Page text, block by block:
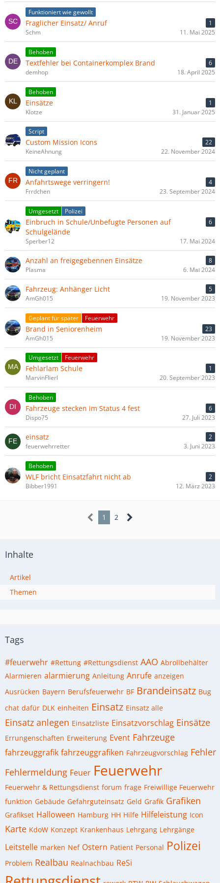
Funktioniert wie gewollt
Fraglicher Einsatz/ Anruf
1
Schm
11. Mai 2025
Behoben
Textfehler bei Containerkomplex Brand
6
demhop
18. April 2025
Behoben
Einsätze
1
Klotze
31. Januar 2025
Script
Custom Mission Icons
22
KeineAhnung
22. November 2024
Nicht geplant
Anfahrtswege verringern!
4
Frrdchen
23. September 2024
Umgesetzt Polizei
Einbruch in Schule/Unbefugte Personen auf
Schulgelände
6
Sperber12 17. Mai 2024
Anzahl an freigegebennen Einsätze
8
Plasma
6. Mai 2024
Fahrzeug: Anhänger Licht
5
AmGh015
19. November 2023
Geplant für später Feuerwehr
Brand in Seniorenheim
23
AmGh015
19. November 2023
Umgesetzt Feuerwehr
Fehlarlam Schule
1
MarvinFlierl
20. September 2023
Behoben
Fahrzeuge stecken im Status 4 fest
6
Dispo75
27. Juli 2023
einsatz
2
feuerwehrretter
3. Juni 2023
Behoben
WLF bricht Einsatzfahrt nicht ab
2
Bibber1991
12. März 2023
1 2
Inhalte
Artikel
Themen
Tags
#feuerwehr #Rettung #Rettungsdienst AAO Abrollbehälter
Alarmieren alarmierung Anleitung Anrufe anzeigen
Ausrücken Bayern Berufsfeuerwehr BF Brandeinsatz Bug
chat dafür DLK einheiten Einsatz Einsatz alle
Einsatz anlegen Einsatzliste Einsatzvorschlag Einsätze
Errungenschaften Erweiterung Event Fahrzeuge
fahrzeuggrafik fahrzeuggrafiken Fahrzeugvorschlag Fehler
Fehlermeldung Feuer Feuerwehr
Feuerwehr & Rettungsdienst forum frage Freiwillige Feuerwehr
funktion Gebäude Gefahrguteinsatz Geld Grafik Grafiken
Grafikset Halloween Hamburg HH Hilfe Hilfeleistung Icon
Karte KdoW Konzept Krankenhaus Lehrgang Lehrgänge
Leitstelle marken Nef Ostern Patient Personal Polizei
Problem Realbau Realnachbau ReSi